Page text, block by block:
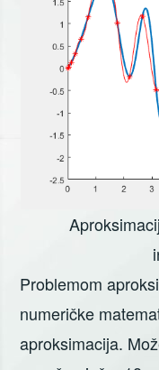
Problemom
numeričke
aproksimacija.